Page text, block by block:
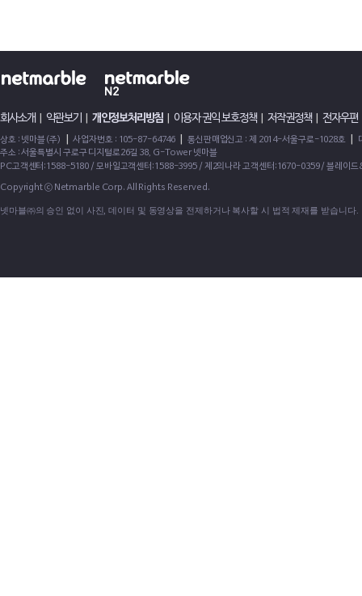
회사소개 약관보기 개인정보처리방침 이용자 권익 보호정책| 저작권정책| 전자우편
상호 : 넷마블(주) 사업자번호 : 105-87-64746 통신판매업신고 : 제 2014-서울구로-1028호
주소 : 서울특별시 구로구 디지털로26길 38, G-Tower 넷마블
PC고객센터:1588-5180 / 모바일고객센터:1588-3995 / 제2의나라 고객센터:1670-0359 / 블레이
Copyright ⓒ Netmarble Corp. All Rights Reserved.
넷마블㈜의 승인 없이 사진, 데이터 및 동영상을 전제하거나 복사할 시 법적 제재를 받습니다.